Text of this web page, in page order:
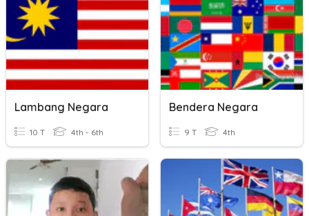
Lambang Negara
10 T 4th - 6th
Bendera Negara
9 T 4th